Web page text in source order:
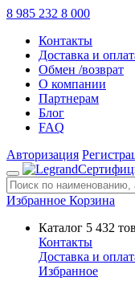
8 985 232 8 000
Контакты
Доставка и
Обмен /возврат
О компании
Партнерам
Блог
FAQ
Авторизация
Избранное Корзина
Каталог 5 432
Контакты
Доставка и
Избранное